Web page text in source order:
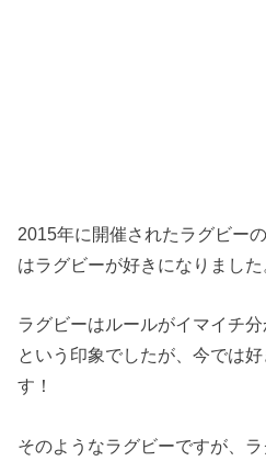
2015年に開催されたラグビー
はラグビーが好きになりました
ラグビーはルールがイマイチ
という印象でしたが、今では
す！
そのようなラグビーですが、